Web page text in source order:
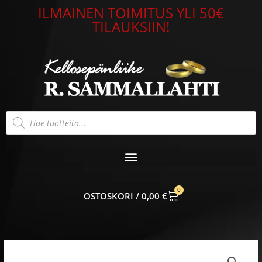
ILMAINEN TOIMITUS YLI 50€
TILAUKSIIN!
Products
search
0,00 €
0
CART